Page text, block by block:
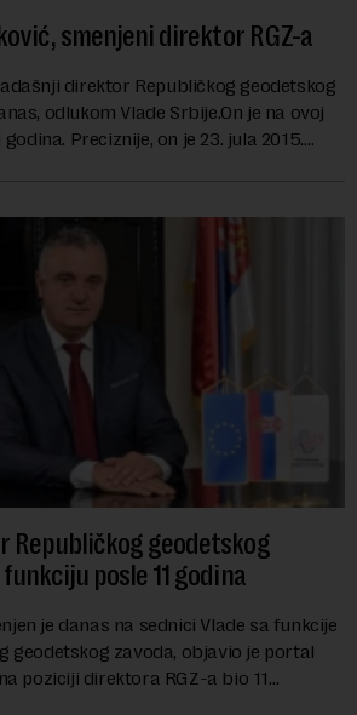
smenjeni direktor RGZ-a
direktor Republičkog geodetskog
odlukom Vlade Srbije.On je na ovoj
Preciznije, on je 23. jula 2015.
Republičkog geodetskog
posle 11 godina
je danas na sednici Vlade sa funkcije
geodetskog zavoda, objavio je portal
poziciji direktora RGZ-a bio 11